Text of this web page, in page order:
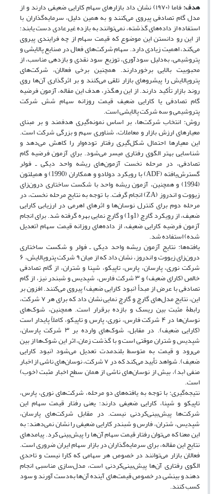
هدف:
فاما (۱۹۷۰) نشان داد بازارهای سهام کارایی ضعیفی دارند و از
مدل گام تصادفی پیروی می‌کنند و به همین دلیل، سرمایه‌گذاران با
استفاده از داده‌های گذشته، نمی‌توانند به بازده غیرعادی دست یابند؛
از این رو دانستن این موضوع که قیمت سهام از چه فرایندی پیروی
می‌کند، اهمیت زیادی دارد. سهام شرکت‌های فعال در صنایع پالایشی و
پتروشیمی، به‌دلیل سودآوری، توزیع سود نقدی و بازدهی مناسب، از
محبوبیت بالایی برخوردارند. همچنین برخی فعالان، شرکت‌های
پتروپالایش را پیشروهای بازار تلقی می‌کنند و بر اثرگذاری آن‌ها روی
روند بازار تأکید دارند. از این رهگذر، هدف این مقاله، آزمون فرضیه
گام تصادفی یا کارایی ضعیف قیمت روزانه سهام شش شرکت
پتروشیمی و سه شرکت پالایشی است.
روش: انتخاب شرکت‌ها، بر اساس نمونه‌گیری هدفمند و بر مبنای
معیارهای ارزش بازار و معاملات، شناوری سهم و بزرگی شرکت است.
این معیارها احتمال شکل‌گیری رفتار توده‌وار را کاهش می‌دهد و
شناسایی بهتر الگوی رفتاری میسر می‌شود. برای آزمون فرضیه گام
تصادفی، در مرحله نخست آزمون‌های ریشه واحد دیکی ـ فولر
گسترش‌یافته (ADF) با رویکرد دولادو و همکاران (1990) و همیلتون
(1994) و همچنین، آزمون ریشه واحد با شکست ساختاری درون‌زای
زیووت و اندروز (ZA) انجام گرفت. با توجه به نتایج مرحله نخست، در
مرحله دوم برای کنترل نوسان‌ها و اثرهای اهرمی در ارزیابی کارایی
ضعیف، از رویکرد گارچ (1و1) و گارچ نمایی بهره گرفته شد. برای انجام
آزمون فرضیه کارایی ضعیف، از داده‌های روزانه قیمت سهام (تعدیل
شده) استفاده شد.
یافته‌ها: نتایج آزمون ریشه واحد دیکی ـ فولر و شکست ساختاری
درون‌زای زیووت و اندروز، نشان داد که از میان ۹ شرکت پتروپالایش، ۶
شرکت نوری، پارسان، پارس، تاپیکو، شپنا و شتران، از گام تصادفی
خالص (کارای ضعیف) و ۳ شرکت فارس، شپدیس و شبندر نیز، از گام
تصادفی با عرض از مبدأ (نبود کارایی ضعیف) پیروی می‌کنند. افزون بر
این، نتایج مدل‌های گارچ و گارچ نمایی نشان داد که برای هر ۷ شرکت،
رابطۀ مثبت بین ریسک و بازده برقرار است. همچنین، شوک‌های
نوسان‌ها در ۴ شرکت فارس، نوری، پارس و تاپیکو، کاملاً پایدار است
(کارایی ضعیف). در مقابل، شوک‌های وارده بر ۳ شرکت پارسان،
شپدیس و شتران موقتی است و با گذشت زمان، اثر این شوک‌ها از بین
می‌رود و قیمت به متوسط بلندمدت تعدیل می‌شود (نبود کارایی
ضعیف). شواهد تأیید می‌کند که در ۷ شرکت، نوسان‌های ناشی از اخبار
منفی (بد)، بیش از نوسان‌های ناشی از همان سطح اخبار مثبت (خوب)
است.
نتیجه‌گیری: با توجه به یافته‌های دو مرحله، شرکت‌های نوری، پارس،
تاپیکو و شپنا، کارایی ضعیفی دارند؛ یعنی رفتار قیمت سهام این
شرکت‌ها پیش‌بینی‌کردنی نیست. در مقابل شرکت‌های پارسان،
شپدیس، شتران، فارس و شبندر کارایی ضعیفی را نشان نمی‌دهند؛ به
این معنا که می‌توان رفتار قیمت سهام آن‌ها را پیش‌بینی کرد. پیامدهای
نتایج این مقاله، برای سرمایه‌گذاران در بازار سهام ایران ضروری است.
فعالان بازار می‌توانند در خصوص هر سهامی که کارا نیست و تاحدی
الگوی رفتاری آن‌ها پیش‌بینی‌کردنی است، مدل‌سازی مناسبی انجام
دهند و بینشی در خصوص قیمت‌های آینده آن‌ها به‌دست آورند و سود
کسب کنند.